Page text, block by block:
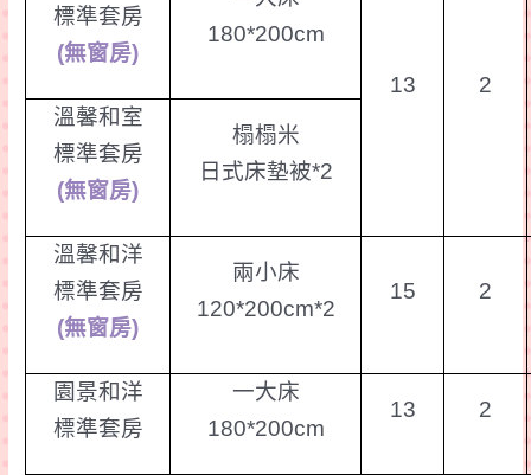
標準套房
(無窗房)
180*200cm
13
2
溫馨和室
標準套房
(無窗房)
榻榻米
日式床墊被*2
溫馨和洋
標準套房
(無窗房)
兩小床
120*200cm*2
15 2
園景和洋
標準套房
一大床
180*200cm
13 2